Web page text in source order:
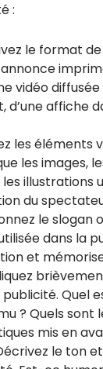
:
le format de
annonce
vidéo
d’une affiche
les éléments
les images,
illustrations
du
le slogan
dans la
et
Quel
? Quels sont
mis en
le ton